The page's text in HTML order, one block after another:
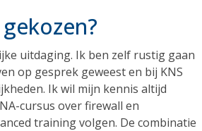
uitdaging. Ik ben zelf rustig gaan
op gesprek geweest en bij KNS
Ik wil mijn kennis altijd
cursus over firewall en
training volgen. De combinatie